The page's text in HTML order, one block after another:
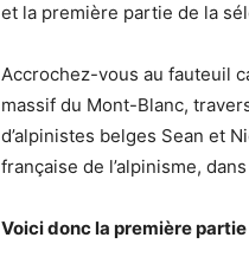
et la première partie de la
Accrochez-vous au fauteuil
massif du Mont-Blanc,
d’alpinistes belges Sean et
française de l’alpinisme,
Voici donc la première